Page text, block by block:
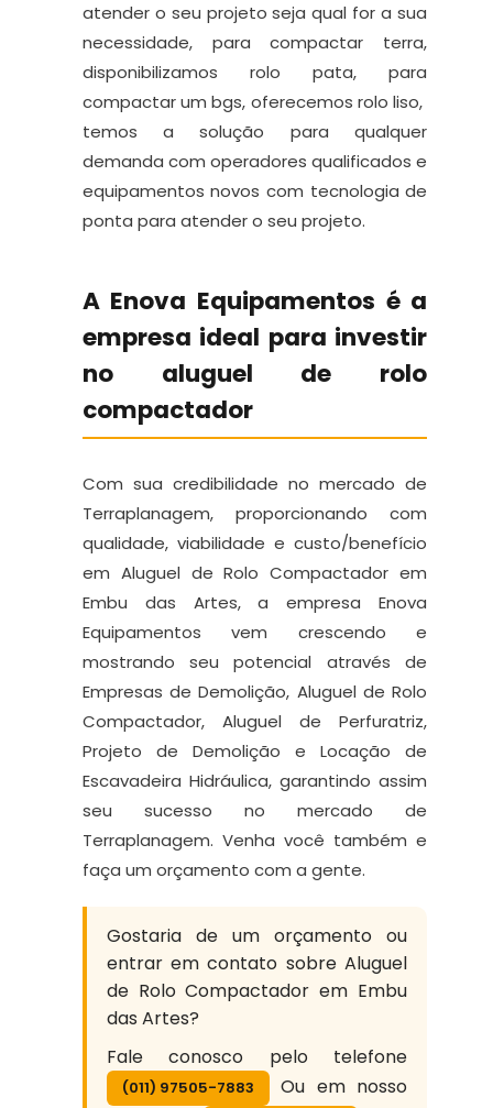
atender o seu projeto seja qual for a sua
necessidade, para compactar terra,
disponibilizamos rolo pata, para
compactar um bgs, oferecemos rolo liso,
temos a solução para qualquer
demanda com operadores qualificados e
equipamentos novos com tecnologia de
ponta para atender o seu projeto.
A Enova Equipamentos é a
empresa ideal para investir
no aluguel de rolo
compactador
Com sua credibilidade no mercado de
Terraplanagem, proporcionando com
qualidade, viabilidade e custo/benefício
em Aluguel de Rolo Compactador em
Embu das Artes, a empresa Enova
Equipamentos vem crescendo e
mostrando seu potencial através de
Empresas de Demolição, Aluguel de Rolo
Compactador, Aluguel de Perfuratriz,
Projeto de Demolição e Locação de
Escavadeira Hidráulica, garantindo assim
seu sucesso no mercado de
Terraplanagem. Venha você também e
faça um orçamento com a gente.
Gostaria de um orçamento ou
entrar em contato sobre Aluguel
de Rolo Compactador em Embu
das Artes?
Fale conosco pelo telefone
(011) 97505-7883
Ou em nosso